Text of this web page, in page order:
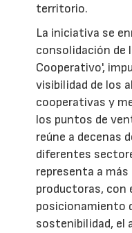
territorio.
La iniciativa se
consolidación de
Cooperativo',
visibilidad de los
cooperativas y
los puntos de
reúne a decenas
diferentes
representa a
productoras, con
posicionamiento
sostenibilidad, el